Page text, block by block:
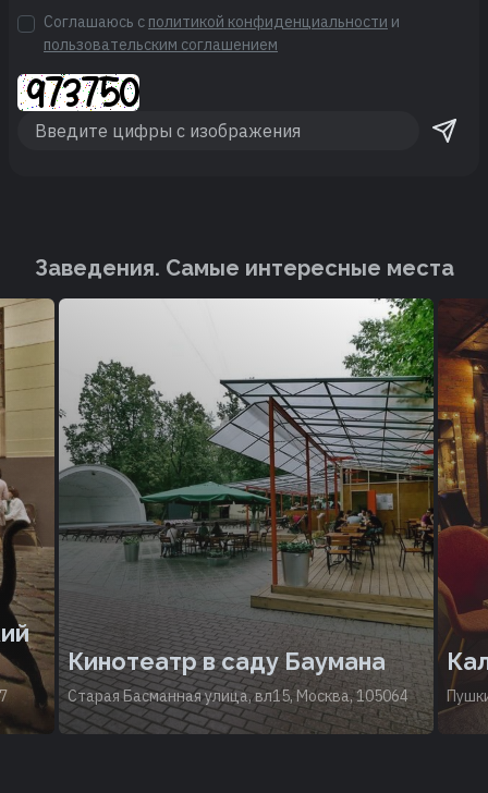
Соглашаюсь с политикой конфиденциальности и
пользовательским соглашением
Заведения. Cамые интересные места
Кинотеатр в саду Баумана
Старая Басманная улица, вл15, Москва, 105064